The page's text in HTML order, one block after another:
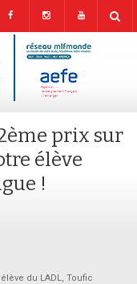
prix sur
élève
!
du LADL, Toufic